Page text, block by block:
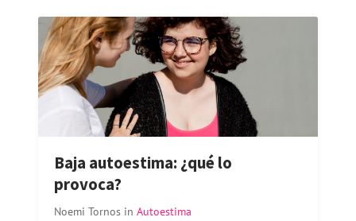
Baja autoestima: ¿qué lo
provoca?
Noemi Tornos in Autoestima